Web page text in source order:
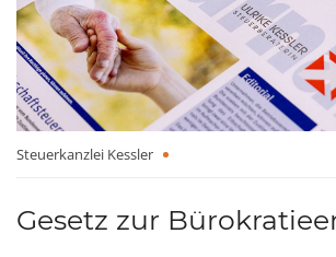
Steuerkanzlei Kessler
Gesetz zur